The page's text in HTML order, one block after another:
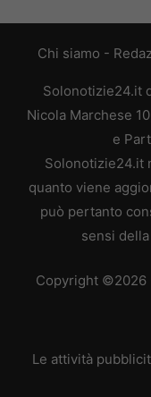
Chi siamo -
Solonotizie24.it
Nicola Marchese
e
Solonotizie24.it
quanto viene
può pertanto
sensi
Copyright
Le attività